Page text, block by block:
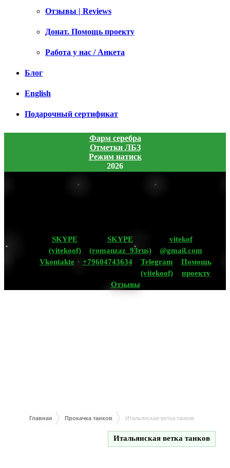
Отзывы | Reviews
Донат. Помощь проекту
Работа у нас / Анкета
Блог
English
Подарочный сертификат
Фарм серебра
Отметки ЛБЗ
Режим натиск
2026
SKYPE
(vitekoof)
SKYPE
(romanzaz_93rus)
vitekof
@gmail.com
Vkontakte
+79604743634
Telegram
(vitekoof)
Помощь
проекту
Отзывы
Главная Прокачка танков Итальянская ветка танков
Итальянская ветка танков